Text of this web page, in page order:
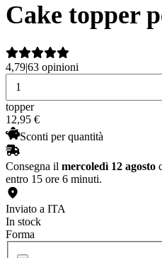
Cake topper
4,79|63 opinioni
topper
12,95 €
Sconti per quantità
Consegna il mercoledì 12 agosto
entro 15 ore 6 minuti.
Inviato a ITA
In stock
Forma